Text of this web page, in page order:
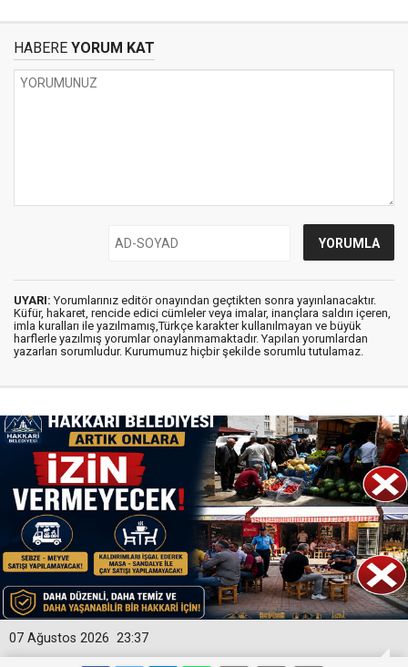
HABERE YORUM KAT
UYARI: Yorumlarınız editör onayından geçtikten sonra yayınlanacaktır.
Küfür, hakaret, rencide edici cümleler veya imalar, inançlara saldırı içeren,
imla kuralları ile yazılmamış,Türkçe karakter kullanılmayan ve büyük
harflerle yazılmış yorumlar onaylanmamaktadır. Yapılan yorumlardan
yazarları sorumludur. Kurumumuz hiçbir şekilde sorumlu tutulamaz.
23:37
07 Ağustos 2026